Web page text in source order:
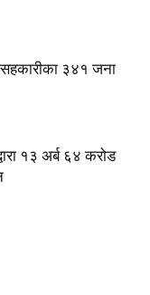
३४१ जना
१३ अर्ब ६४ करोड